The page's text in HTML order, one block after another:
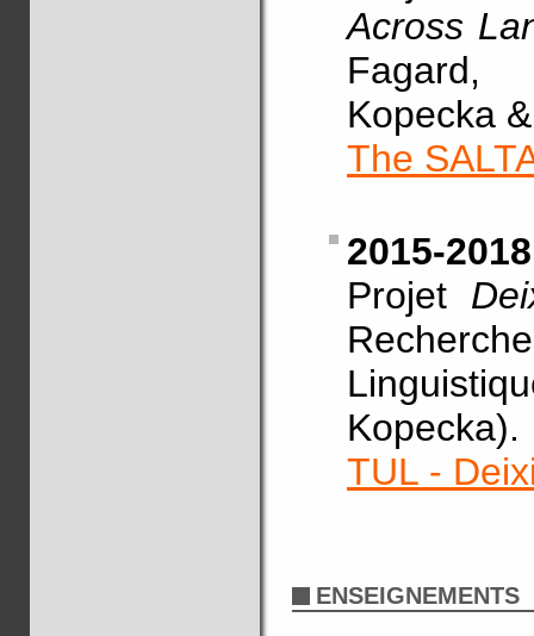
Across
Fagard,
Kopecka
The
2015-2018
Projet
Kopecka).
TUL -
ENSEIGNEMENTS